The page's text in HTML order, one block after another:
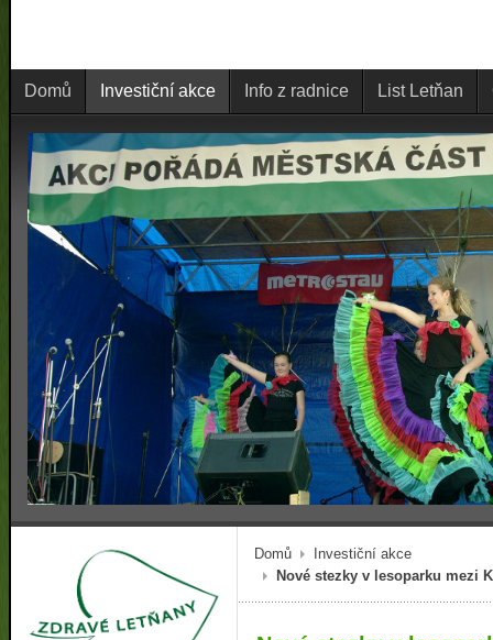
Domů Investiční akce Info z radnice List Letňan
Domů
Investiční akce
Nové stezky v lesoparku mezi